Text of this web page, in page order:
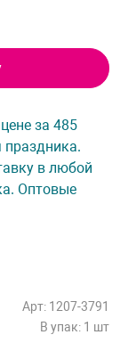
за 485
праздника.
в любой
Оптовые
Арт: 1207-3791
В упак: 1 шт